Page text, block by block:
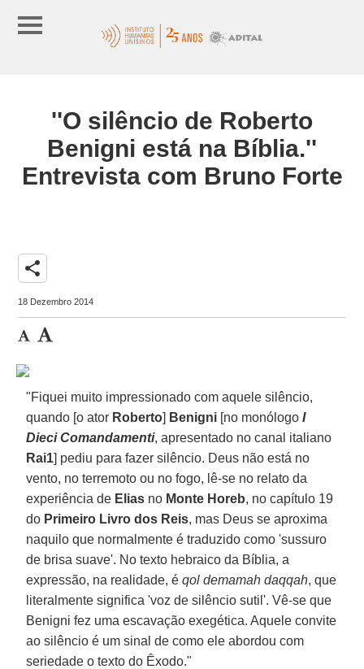
''O silêncio de Roberto
Benigni está na Bíblia.''
Entrevista com Bruno Forte
share
18 Dezembro 2014
"Fiquei muito impressionado com aquele silêncio,
quando [o ator Roberto] Benigni [no monólogoI
Dieci Comandamenti, apresentado no canal italiano
Rai1] pediu para fazer silêncio. Deus não está no
vento, no terremoto ou no fogo, lê-se no relato da
experiência de Elias no Monte Horeb, no capítulo 19
do Primeiro Livro dos Reis, mas Deus se aproxima
naquilo que normalmente é traduzido como 'sussuro
de brisa suave'. No texto hebraico da Bíblia, a
expressão, na realidade, éqol demamah daqqah, que
literalmente significa 'voz de silêncio sutil'. Vê-se que
Benigni fez uma escavação exegética. Aquele convite
ao silêncio é um sinal de como ele abordou com
seriedade o texto do Êxodo."